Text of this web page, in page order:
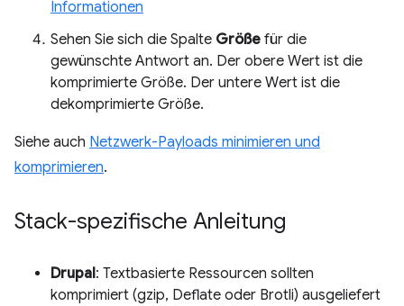
Informationen
Sehen Sie sich die Spalte Größe für die
gewünschte Antwort an. Der obere Wert ist die
komprimierte Größe. Der untere Wert ist die
dekomprimierte Größe.
Siehe auch Netzwerk-Payloads minimieren und
komprimieren.
Stack-spezifische Anleitung
Drupal: Textbasierte Ressourcen sollten
komprimiert (gzip, Deflate oder Brotli) ausgeliefert